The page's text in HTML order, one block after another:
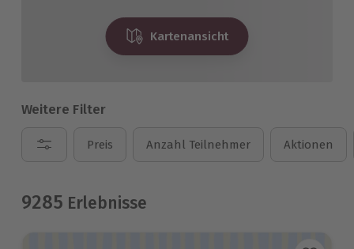
Kartenansicht
Weitere Filter
Preis Anzahl Teilnehmer Aktionen
9285 Erlebnisse